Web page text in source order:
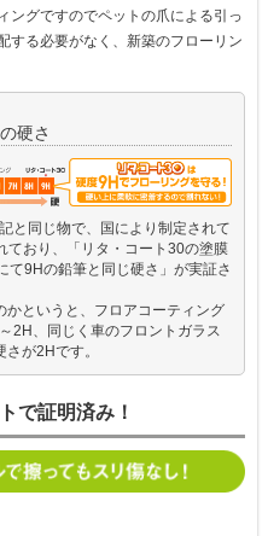
ングですのでペットの爪による引っ
する必要がなく、新築のフローリン
硬さ
と同じ物で、国により制定されて
ており、「リタ・コート30の塗膜
て9Hの鉛筆と同じ硬さ」が実証さ
というと、フロアコーティング
2H、同じく車のフロントガラス
が2Hです。
で証明済み！